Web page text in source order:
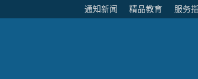
通知新闻 精品教育 服务